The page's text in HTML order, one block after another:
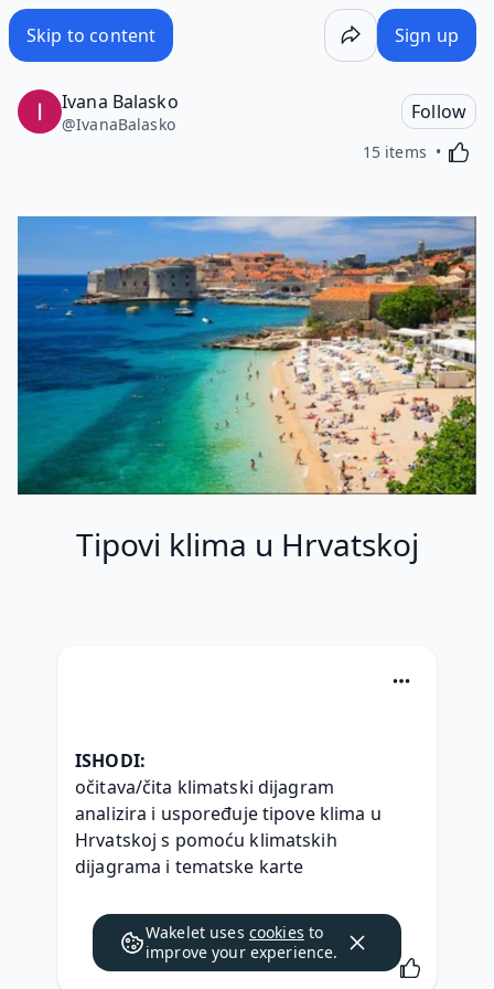
Skip to content Sign up
Ivana Balasko
@IvanaBalasko
Follow
15 items
Tipovi klima u Hrvatskoj
ISHODI:
očitava/čita klimatski dijagram
analizira i uspoređuje tipove klima u
Hrvatskoj s pomoću klimatskih
dijagrama i tematske karte
Wakelet uses cookies to
improve your experience.